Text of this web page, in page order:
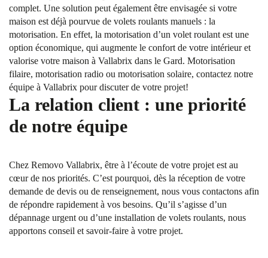
complet. Une solution peut également être envisagée si votre
maison est déjà pourvue de volets roulants manuels : la
motorisation. En effet, la motorisation d’un volet roulant est une
option économique, qui augmente le confort de votre intérieur et
valorise votre maison à Vallabrix dans le Gard. Motorisation
filaire, motorisation radio ou motorisation solaire, contactez notre
équipe à Vallabrix pour discuter de votre projet!
La relation client : une priorité
de notre équipe
Chez Removo Vallabrix, être à l’écoute de votre projet est au
cœur de nos priorités. C’est pourquoi, dès la réception de votre
demande de devis ou de renseignement, nous vous contactons afin
de répondre rapidement à vos besoins. Qu’il s’agisse d’un
dépannage urgent ou d’une installation de volets roulants, nous
apportons conseil et savoir-faire à votre projet.